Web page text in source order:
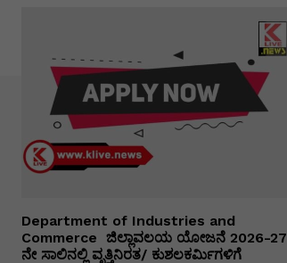
Department of Industries and
Commerce ಜಿಲ್ಲಾವಲಯ ಯೋಜನೆ 2026-27
ನೇ ಸಾಲಿನಲ್ಲಿ ವೃತ್ತಿನಿರತ/ ಕುಶಲಕರ್ಮಿಗಳಿಗೆ